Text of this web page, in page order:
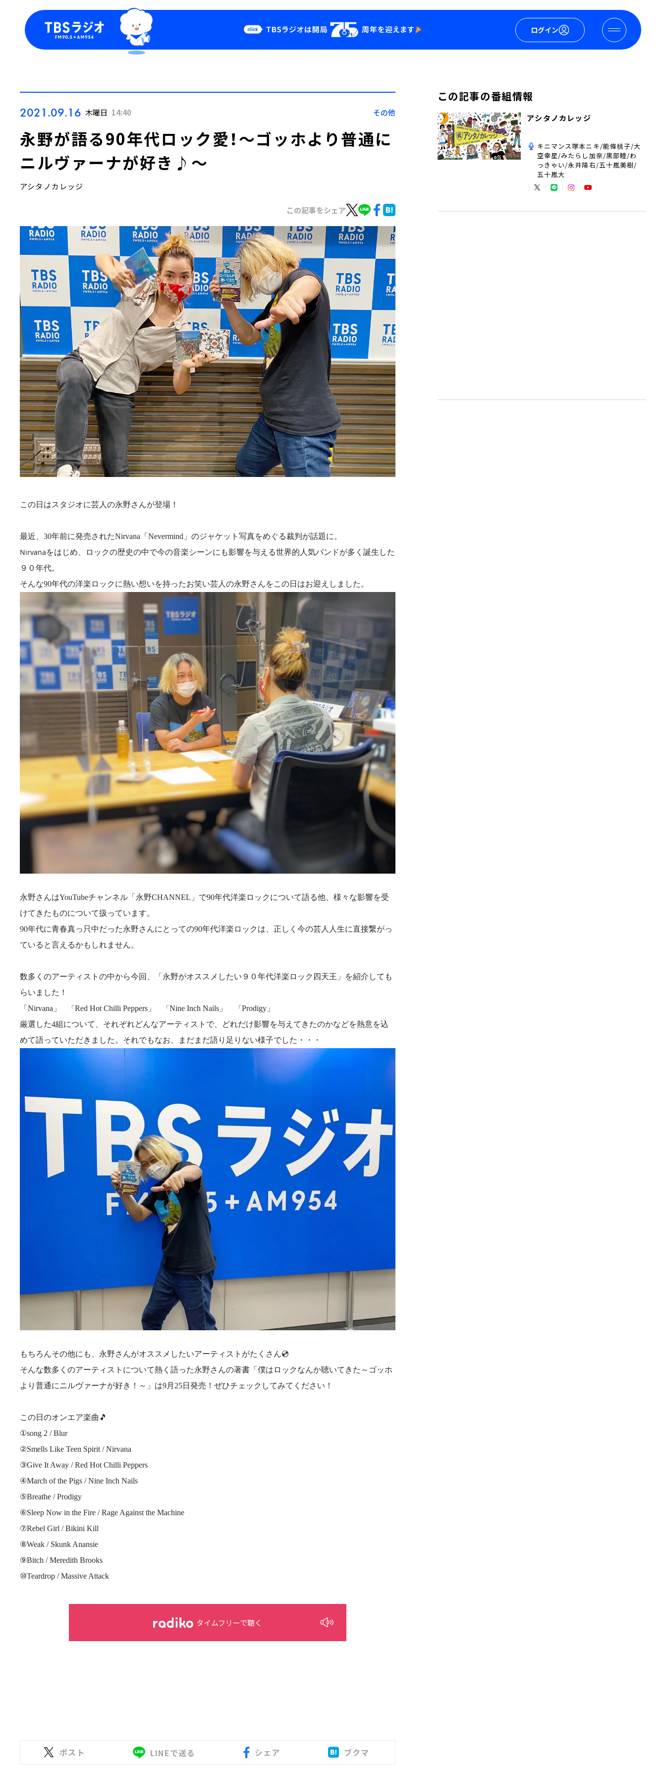
ログイン
Podcast
YouTube
2021.09.16 木曜日 14:40 その他
永野が語る90年代ロック愛！～ゴッホより普通に
ニルヴァーナが好き♪～
アシタノカレッジ
この記事をシェア
この日はスタジオに芸人の永野さんが登場！
最近、 30年前に発売されたNirvana 「 Nevermind 」のジャケット写真をめぐる裁判が話題に。
Nirvanaをはじめ、ロックの歴史の中で今の音楽シーンにも影響を与える世界的人気バンドが多く誕生した
９０年代。
そんな90年代の洋楽ロックに熱い想いを持ったお笑い芸人の永野さんをこの日はお迎えしました。
永野さんはYouTubeチャンネル「永野CHANNEL 」で90年代洋楽ロックについて語る他、様々な影響を受
けてきたものについて扱っています。
90年代に青春真っ只中だった永野さんにとっての90年代洋楽ロックは、正しく今の芸人人生に直接繋がっ
ていると言えるかもしれません。
数多くのアーティストの中から今回、「永野がオススメしたい９０年代洋楽ロック四天王」を紹介しても
らいました！
「 Nirvana 」 「Red Hot Chilli Peppers 」 「Nine Inch Nails 」 「Prodigy 」
厳選した4組について、それぞれどんなアーティストで、どれだけ影響を与えてきたのかなどを熱意を込
めて語っていただきました。それでもなお、まだまだ語り足りない様子でした・・・
もちろんその他にも、永野さんがオススメしたいアーティストがたくさん💿
そんな数多くのアーティストについて熱く語った永野さんの著書「僕はロックなんか聴いてきた～ゴッホ
より普通にニルヴァーナが好き！～」は9月 25日発売！ぜひチェックしてみてください！
この日のオンエア楽曲 🎵
①song 2 / Blur
②Smells Like Teen Spirit / Nirvana
③Give It Away / Red Hot Chilli Peppers
④March of the Pigs / Nine Inch Nails
⑤Breathe / Prodigy
⑥Sleep Now in the Fire / Rage Against the Machine
⑦Rebel Girl / Bikini Kill
⑧Weak / Skunk Anansie
⑨Bitch / Meredith Brooks
⑩Teardrop / Massive Attack
タイムフリーで聴く
ポスト LINEで送る シェア ブクマ
この記事の番組情報
アシタノカレッジ
キニマンス塚本ニキ/能條桃子/大
空幸星/みたらし加奈/黒部睦/わ
っきゃい/永井陽右/五十嵐美樹/
五十嵐大